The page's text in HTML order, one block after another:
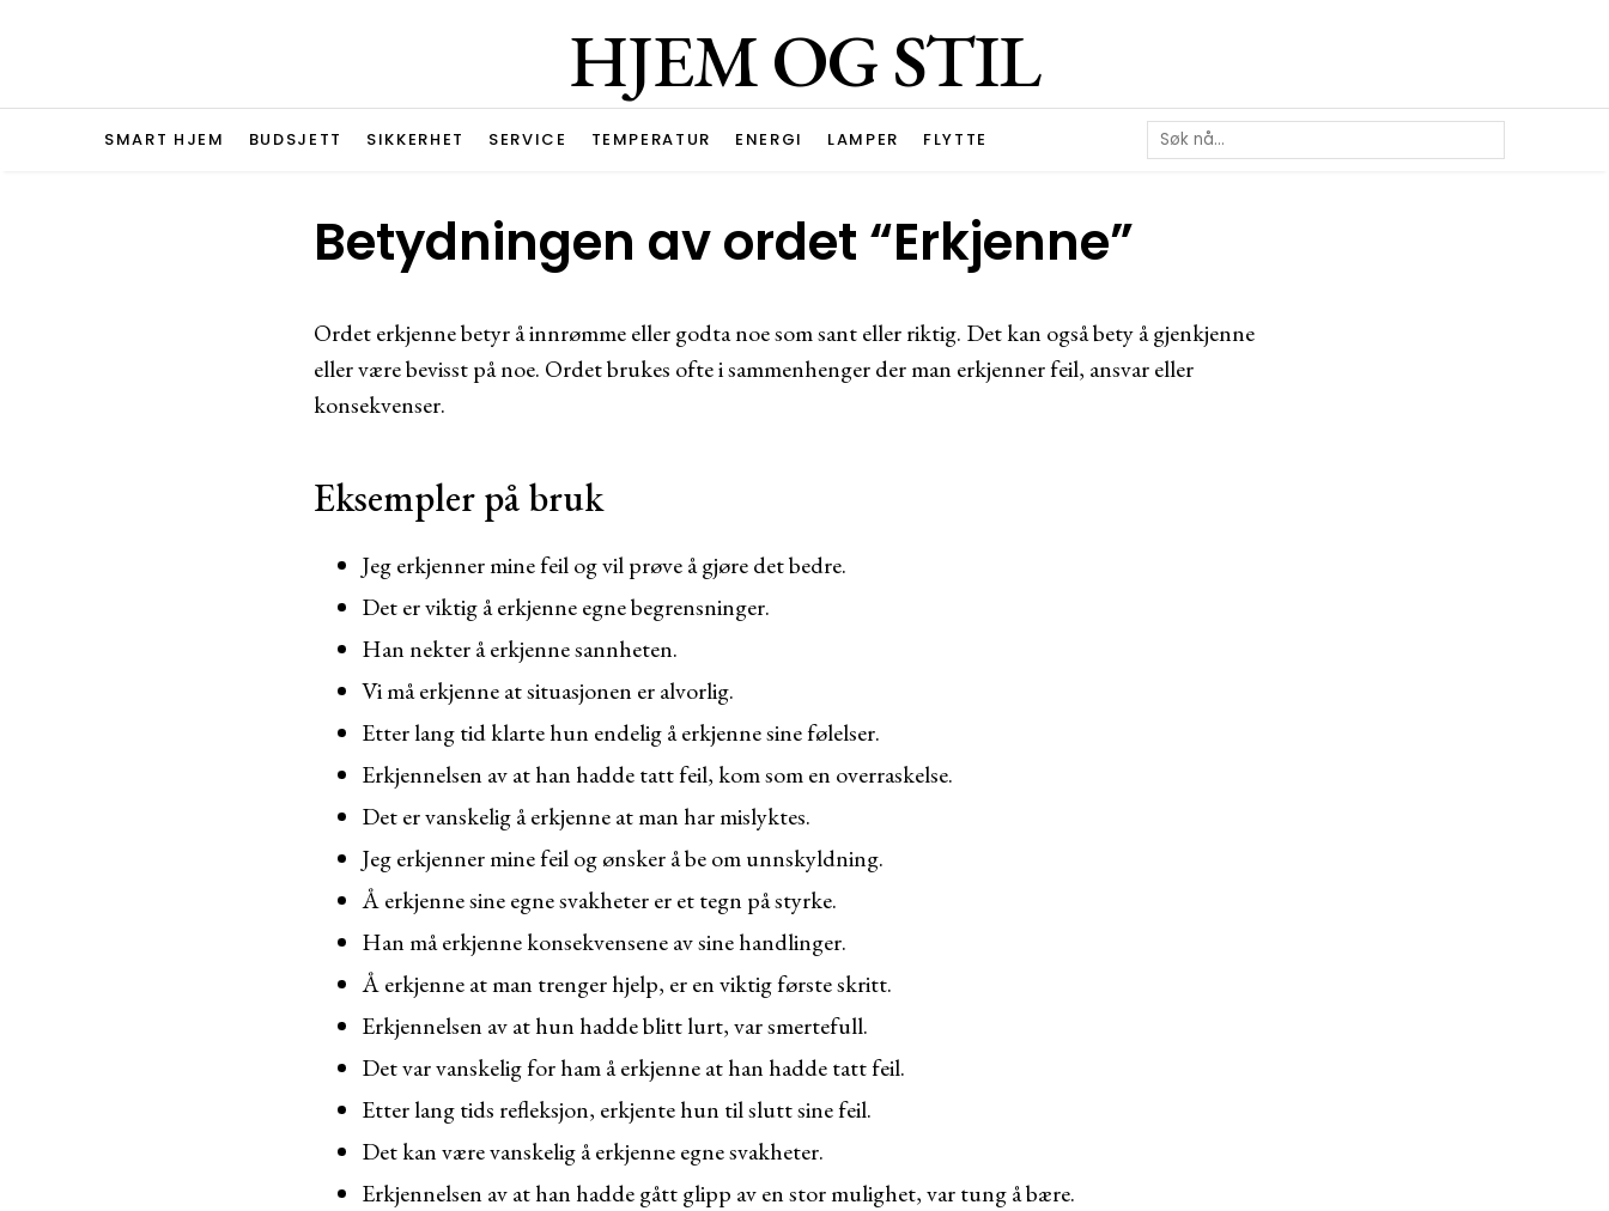
HJEM OG STIL
SMART HJEM BUDSJETT SIKKERHET SERVICE TEMPERATUR ENERGI LAMPER FLYTTE
Betydningen av ordet “Erkjenne”
Ordet erkjenne betyr å innrømme eller godta noe som sant eller riktig. Det kan også bety å gjenkjenne
eller være bevisst på noe. Ordet brukes ofte i sammenhenger der man erkjenner feil, ansvar eller
konsekvenser.
Eksempler på bruk
Jeg erkjenner mine feil og vil prøve å gjøre det bedre.
Det er viktig å erkjenne egne begrensninger.
Han nekter å erkjenne sannheten.
Vi må erkjenne at situasjonen er alvorlig.
Etter lang tid klarte hun endelig å erkjenne sine følelser.
Erkjennelsen av at han hadde tatt feil, kom som en overraskelse.
Det er vanskelig å erkjenne at man har mislyktes.
Jeg erkjenner mine feil og ønsker å be om unnskyldning.
Å erkjenne sine egne svakheter er et tegn på styrke.
Han må erkjenne konsekvensene av sine handlinger.
Å erkjenne at man trenger hjelp, er en viktig første skritt.
Erkjennelsen av at hun hadde blitt lurt, var smertefull.
Det var vanskelig for ham å erkjenne at han hadde tatt feil.
Etter lang tids refleksjon, erkjente hun til slutt sine feil.
Det kan være vanskelig å erkjenne egne svakheter.
Erkjennelsen av at han hadde gått glipp av en stor mulighet, var tung å bære.